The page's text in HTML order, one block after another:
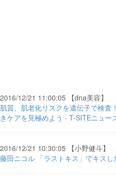
2016/12/21 11:00:05 【dna美容】
肌質、肌老化リスクを遺伝子で検査
きケアを見極めよう - T-SITEニュー
2016/12/21 10:30:05 【小野健斗】
藤田ニコル 「ラストキス」でキス